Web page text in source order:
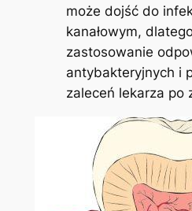
może dojść ⁣do⁣
kanałowym,
zastosowanie
antybakteryjnych i
zaleceń lekarza po‌